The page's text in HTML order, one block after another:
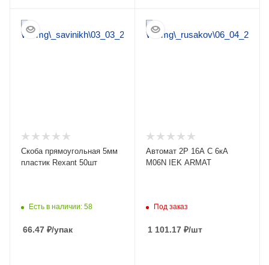
Скоба прямоугольная 5мм
пластик Rexant 50шт
Есть в наличии: 58
66.47 ₽/упак
Автомат 2Р 16А C 6кА
M06N IEK ARMAT
Под заказ
1 101.17 ₽/шт